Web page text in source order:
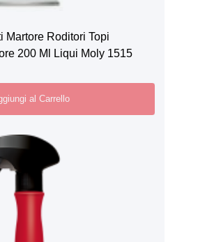
Martore Roditori Topi
200 Ml Liqui Moly 1515
al Carrello